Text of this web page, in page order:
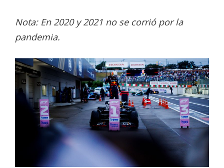
Nota: En 2020 y 2021 no se corrió por la
pandemia.